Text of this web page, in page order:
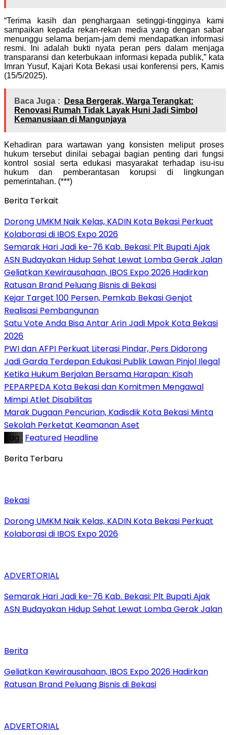
“Terima kasih dan penghargaan setinggi-tingginya kami
sampaikan kepada rekan-rekan media yang dengan sabar
menunggu selama berjam-jam demi mendapatkan informasi
resmi. Ini adalah bukti nyata peran pers dalam menjaga
transparansi dan keterbukaan informasi kepada publik,” kata
Imran Yusuf, Kajari Kota Bekasi usai konferensi pers, Kamis
(15/5/2025).
Baca Juga :
Desa Bergerak, Warga Terangkat:
Renovasi Rumah Tidak Layak Huni Jadi Simbol
Kemanusiaan di Mangunjaya
Kehadiran para wartawan yang konsisten meliput proses
hukum tersebut dinilai sebagai bagian penting dari fungsi
kontrol sosial serta edukasi masyarakat terhadap isu-isu
hukum dan pemberantasan korupsi di lingkungan
pemerintahan. (***)
Berita Terkait
Dorong UMKM Naik Kelas, KADIN Kota Bekasi Perkuat
Kolaborasi di IBOS Expo 2026
‎Semarak Hari Jadi ke-76 Kab. Bekasi: Plt Bupati Ajak
ASN Budayakan Hidup Sehat Lewat Lomba Gerak Jalan
‎Geliatkan Kewirausahaan, IBOS Expo 2026 Hadirkan
Ratusan Brand Peluang Bisnis di Bekasi
Kejar Target 100 Persen, Pemkab Bekasi Genjot
Realisasi Pembangunan
Satu Vote Anda Bisa Antar Arin Jadi Mpok Kota Bekasi
2026
PWI dan AFPI Perkuat Literasi Pindar, Pers Didorong
Jadi Garda Terdepan Edukasi Publik Lawan Pinjol Ilegal
Ketika Hukum Berjalan Bersama Harapan: Kisah
PEPARPEDA Kota Bekasi dan Komitmen Mengawal
Mimpi Atlet Disabilitas
‎Marak Dugaan Pencurian, Kadisdik Kota Bekasi Minta
Sekolah Perketat Keamanan Aset
Tag : Featured Headline
Berita Terbaru
Bekasi
Dorong UMKM Naik Kelas, KADIN Kota Bekasi Perkuat
Kolaborasi di IBOS Expo 2026
ADVERTORIAL
‎Semarak Hari Jadi ke-76 Kab. Bekasi: Plt Bupati Ajak
ASN Budayakan Hidup Sehat Lewat Lomba Gerak Jalan
Berita
‎Geliatkan Kewirausahaan, IBOS Expo 2026 Hadirkan
Ratusan Brand Peluang Bisnis di Bekasi
ADVERTORIAL